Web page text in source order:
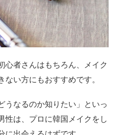
心者さんはもちろん、メイク
い方にもおすすめです。
うなるのか知りたい」といっ
性は、プロに韓国メイクをし